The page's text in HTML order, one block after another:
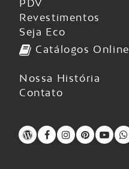
PDV
Revestimentos
Seja Eco
Catálogos Online
Nossa História
Contato